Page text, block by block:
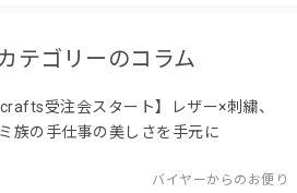
テゴリーのコラム
受注会スタート】レザー×刺繍、
族の手仕事の美しさを手元に
バイヤーからのお便り